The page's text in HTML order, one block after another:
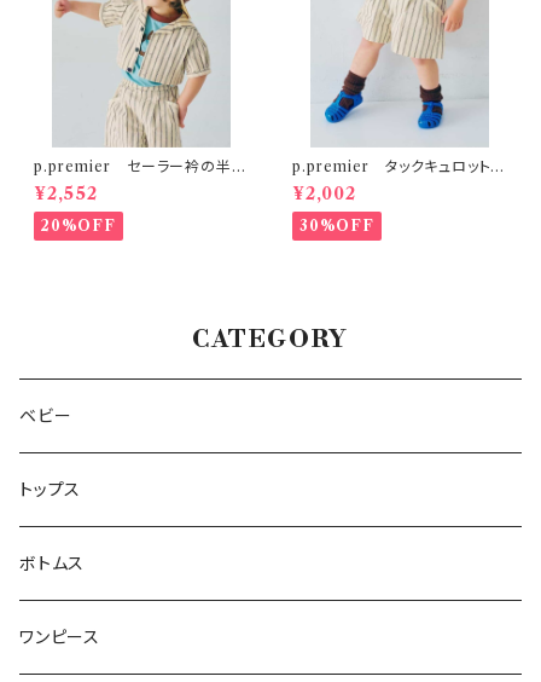
p.premier セーラー衿の半袖
クロップドTシャツ
¥2,552
20%OFF
p.premier タックキュロットハ
ーフパンツ
¥2,002
30%OFF
CATEGORY
ベビー
トップス
ボトムス
ワンピース